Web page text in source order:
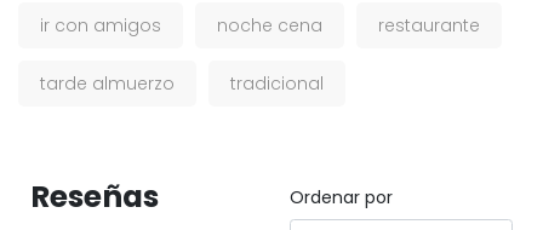
ir con amigos noche cena restaurante
tarde almuerzo tradicional
Reseñas Ordenar por